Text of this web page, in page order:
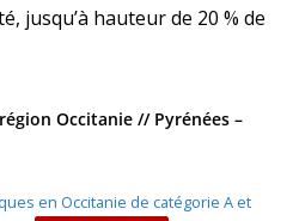
jusqu’à hauteur de 20 % de
Occitanie // Pyrénées –
en Occitanie de catégorie A et